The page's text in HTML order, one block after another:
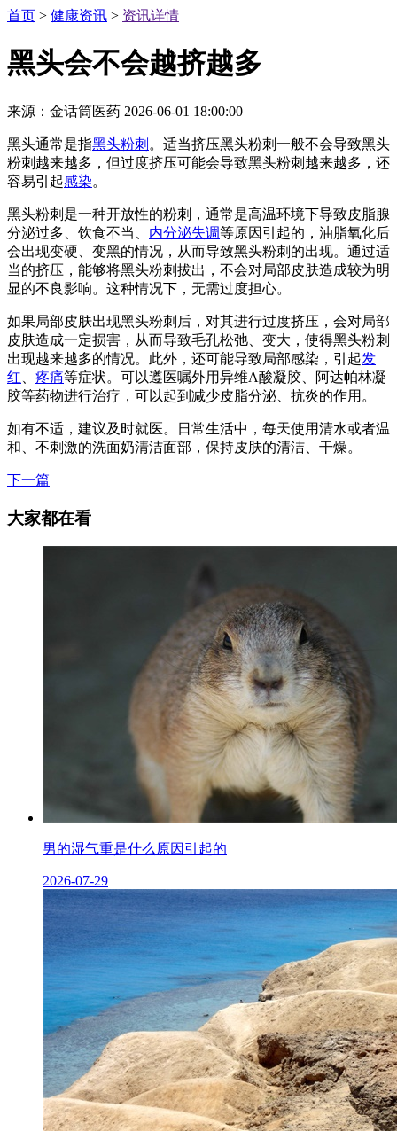
首页 > 健康资讯 > 资讯详情
黑头会不会越挤越多
来源：金话筒医药 2026-06-01 18:00:00
黑头通常是指黑头粉刺 。适当挤压黑头粉刺一般不会导致黑头
粉刺越来越多，但过度挤压可能会导致黑头粉刺越来越多，还
容易引起感染。
黑头粉刺是一种开放性的粉刺，通常是高温环境下导致皮脂腺
分泌过多、饮食不当、 内分泌失调等原因引起的，油脂氧化后
会出现变硬、变黑的情况，从而导致黑头粉刺的出现。通过适
当的挤压，能够将黑头粉刺拔出，不会对局部皮肤造成较为明
显的不良影响。这种情况下，无需过度担心。
如果局部皮肤出现黑头粉刺后，对其进行过度挤压，会对局部
皮肤造成一定损害，从而导致毛孔松弛、变大，使得黑头粉刺
出现越来越多的情况。此外，还可能导致局部感染，引起发
红
疼痛等症状。可以遵医嘱外用异维A酸凝胶、阿达帕林凝
胶等药物进行治疗，可以起到减少皮脂分泌、抗炎的作用。
如有不适，建议及时就医。日常生活中，每天使用清水或者温
和、不刺激的洗面奶清洁面部，保持皮肤的清洁、干燥。
下一篇
大家都在看
男的湿气重是什么原因引起的
2026-07-29